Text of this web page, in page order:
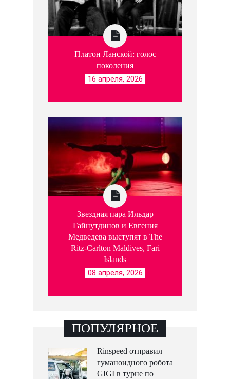
Платон Ланской: голос
поколения
16 апреля, 2026
Звездная пара Ильдар
Гайнутдинов и Евгения
Медведева выступят в The
Ritz-Carlton Maldives, Fari
Islands
08 апреля, 2026
ПОПУЛЯРНОЕ
Rinspeed отправил
гуманоидного робота
GIGI в турне по